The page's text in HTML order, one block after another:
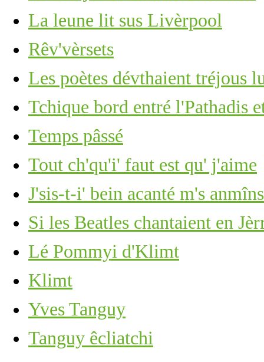
La leune lit sus Livèrpool
Rêv'vèrsets
Les poètes dévthaient tréjous
Tchique bord entré l'Pathadis
Temps pâssé
Tout ch'qu'i' faut est qu' j'aime
J'sis-t-i' bein acanté m's anmîns
Si les Beatles chantaient en
Lé Pommyi d'Klimt
Klimt
Yves Tanguy
Tanguy êcliatchi